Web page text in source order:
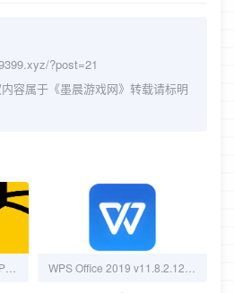
?post=21
容属于《墨晨游戏网》转载请标明